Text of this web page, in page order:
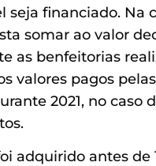
seja financiado. Na
somar ao valor
as benfeitorias
valores pagos pelas
2021, no caso
adquirido antes de